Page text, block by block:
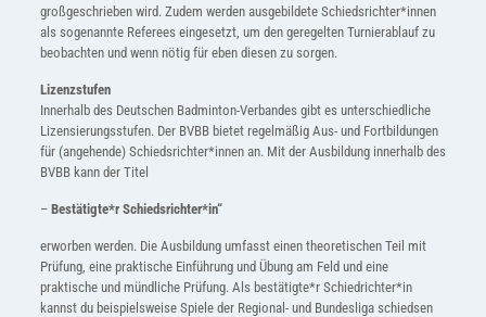
großgeschrieben wird. Zudem werden ausgebildete Schiedsrichter*innen
als sogenannte Referees eingesetzt, um den geregelten Turnierablauf zu
beobachten und wenn nötig für eben diesen zu sorgen.
Lizenzstufen
Innerhalb des Deutschen Badminton-Verbandes gibt es unterschiedliche
Lizensierungsstufen. Der BVBB bietet regelmäßig Aus- und Fortbildungen
für (angehende) Schiedsrichter*innen an. Mit der Ausbildung innerhalb des
BVBB kann der Titel
–Bestätigte*r Schiedsrichter*in“
erworben werden. Die Ausbildung umfasst einen theoretischen Teil mit
Prüfung, eine praktische Einführung und Übung am Feld und eine
praktische und mündliche Prüfung. Als bestätigte*r Schiedrichter*in
kannst du beispielsweise Spiele der Regional- und Bundesliga schiedsen